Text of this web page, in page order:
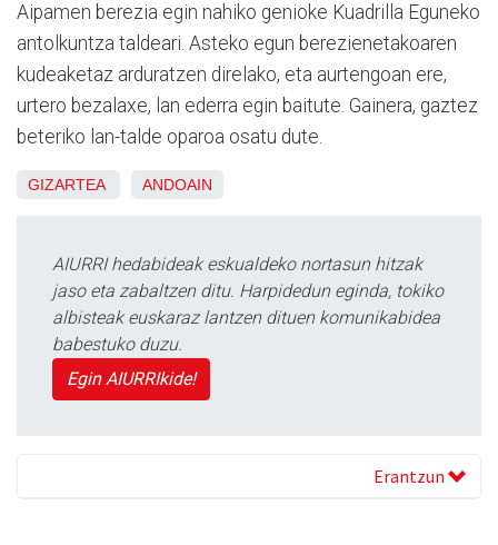
Aipamen berezia egin nahiko genioke Kuadrilla Eguneko
antolkuntza taldeari. Asteko egun berezienetakoaren
kudeaketaz arduratzen direlako, eta aurtengoan ere,
urtero bezalaxe, lan ederra egin baitute. Gainera, gaztez
beteriko lan-talde oparoa osatu dute.
GIZARTEA ANDOAIN
AIURRI hedabideak eskualdeko nortasun hitzak
jaso eta zabaltzen ditu. Harpidedun eginda, tokiko
albisteak euskaraz lantzen dituen komunikabidea
babestuko duzu.
Egin AIURRIkide!
Erantzun